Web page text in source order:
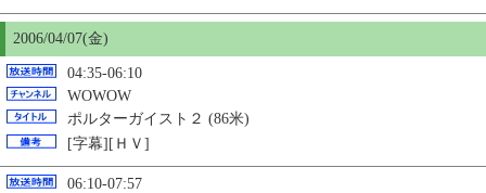
2006/04/07(金)
04:35-06:10
WOWOW
ポルターガイスト２ (86米)
[字幕][ＨＶ]
06:10-07:57